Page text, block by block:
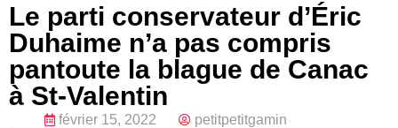
Le parti conservateur d’Éric
Duhaime n’a pas compris
pantoute la blague de Canac
à St-Valentin
février 15, 2022
petitpetitgamin